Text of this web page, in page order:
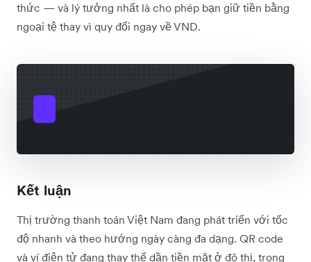
thức — và lý tưởng nhất là cho phép bạn giữ tiền bằng
ngoại tệ thay vì quy đổi ngay về VND.
Kết luận
Thị trường thanh toán Việt Nam đang phát triển với tốc
độ nhanh và theo hướng ngày càng đa dạng. QR code
và ví điện tử đang thay thế dần tiền mặt ở đô thị, trong